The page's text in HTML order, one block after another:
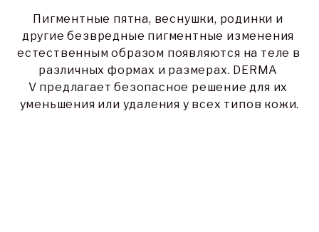
Пигментные пятна, веснушки, родинки и
другие безвредные пигментные изменения
естественным образом появляются на теле в
различных формах и размерах. DERMA
V предлагает безопасное решение для их
уменьшения или удаления у всех типов кожи.